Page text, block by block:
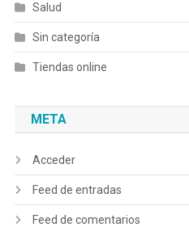
Salud
Sin categoría
Tiendas online
META
Acceder
Feed de entradas
Feed de comentarios